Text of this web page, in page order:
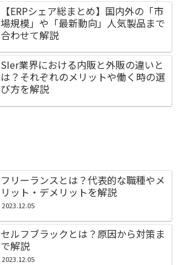
【ERPシェア総まとめ】国内外の「市
場規模」や「最新動向」人気製品まで
合わせて解説
SIer業界における内販と外販の違いと
は？それぞれのメリットや働く時の選
び方を解説
フリーランスとは？代表的な職種やメ
リット・デメリットを解説
2023.12.05
セルフブラックとは？原因から対策ま
で解説
2023.12.05